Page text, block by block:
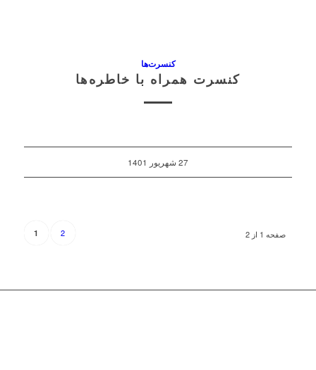
کنسرت‌ها
کنسرت همراه با خاطره‌ها
27 شهریور 1401
صفحه 1 از 2 1 2